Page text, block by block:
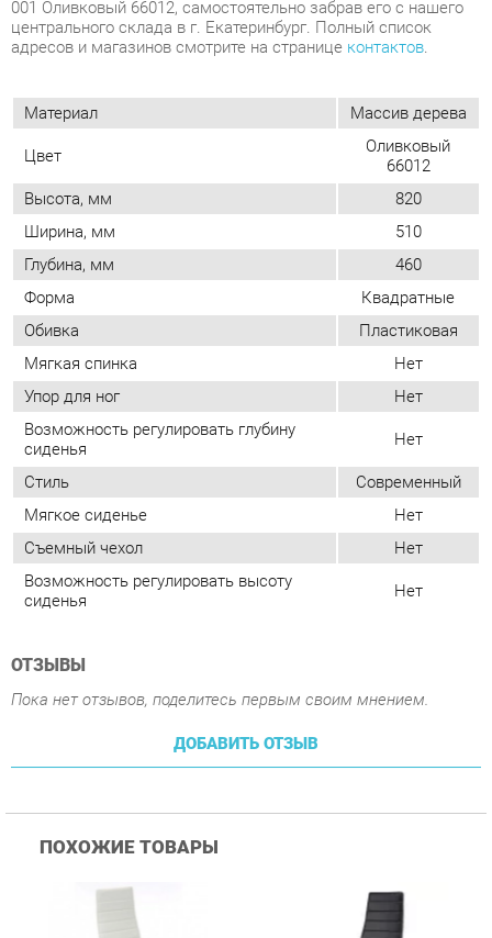
Цвет Оливковый
66012
Высота, мм
Ширина, мм
510
Глубина, мм
460
Форма
Квадратные
Обивка
Пластиковая
Мягкая спинка
Нет
Упор для ног
Нет
Возможность регулировать глубину
сиденья Нет
Стиль
Современный
Мягкое сиденье
Нет
Съемный чехол
Нет
Возможность регулировать высоту
сиденья Нет
ОТЗЫВЫ
Пока нет отзывов, поделитесь первым своим мнением.
ДОБАВИТЬ ОТЗЫВ
Стул Цвет мебели F261- Стул Цвет мебели F261-